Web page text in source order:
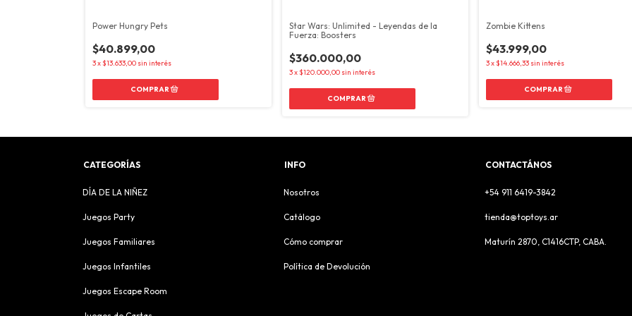
Power Hungry Pets
$40.899,00
3x $13.633,00 sin interés
Star Wars: Unlimited - Leyendas de la
Fuerza: Boosters
$360.000,00
3x $120.000,00 sin interés
Zombie Kittens
$43.999,00
3x $14.666,33 sin interés
CATEGORÍAS
DÍA DE LA NIÑEZ
Juegos Party
Juegos Familiares
Juegos Infantiles
Juegos Escape Room
INFO
Nosotros
Catálogo
Cómo comprar
Política de Devolución
CONTACTÁNOS
+54 911 6419-3842
tienda@toptoys.ar
Maturín 2870, C1416CTP, CABA.